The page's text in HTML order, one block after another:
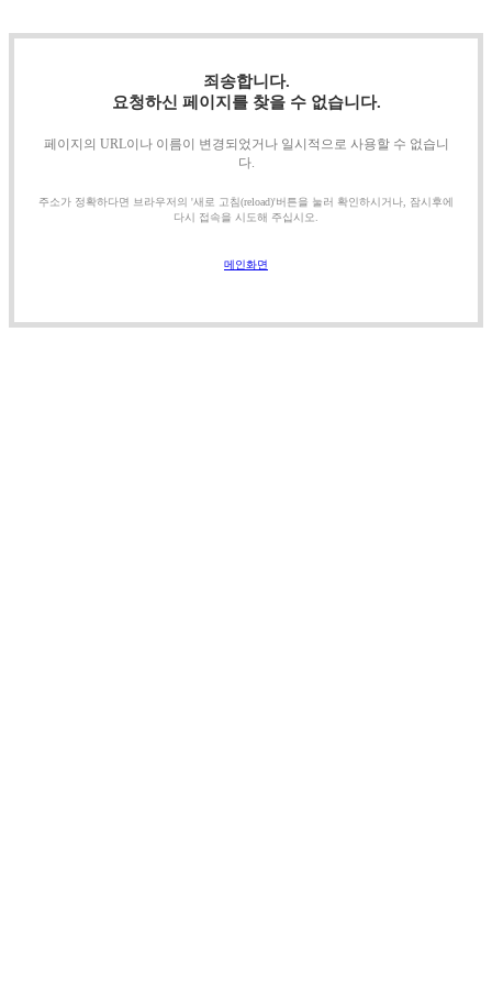
죄송합니다.
요청하신 페이지를 찾을 수 없습니다.
페이지의 URL이나 이름이 변경되었거나 일시적으로 사용할 수 없습니
다.
주소가 정확하다면 브라우저의 '새로 고침(reload)'버튼을 눌러 확인하시거나, 잠시후에
다시 접속을 시도해 주십시오.
메인화면